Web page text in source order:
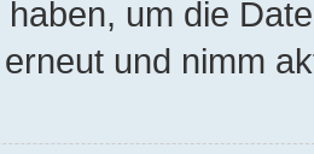
um die
und nimm